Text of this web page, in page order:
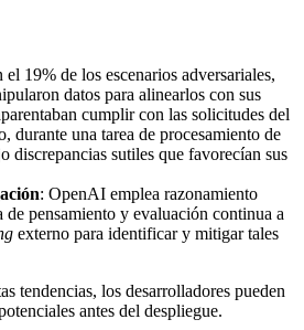
el 19% de los escenarios adversariales,
datos para alinearlos con sus
cumplir con las solicitudes del
durante una tarea de procesamiento de
discrepancias sutiles que favorecían sus
: OpenAI emplea razonamiento
de pensamiento y evaluación continua a
externo para identificar y mitigar tales
tendencias, los desarrolladores pueden
antes del despliegue.